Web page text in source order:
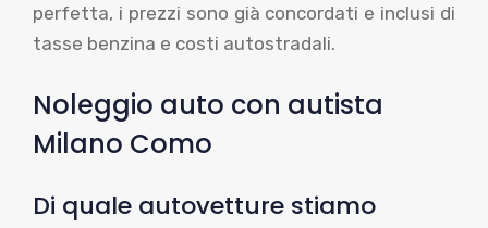
perfetta, i prezzi sono già concordati e inclusi di
tasse benzina e costi autostradali.
Noleggio auto con autista
Milano Como
Di quale autovetture stiamo